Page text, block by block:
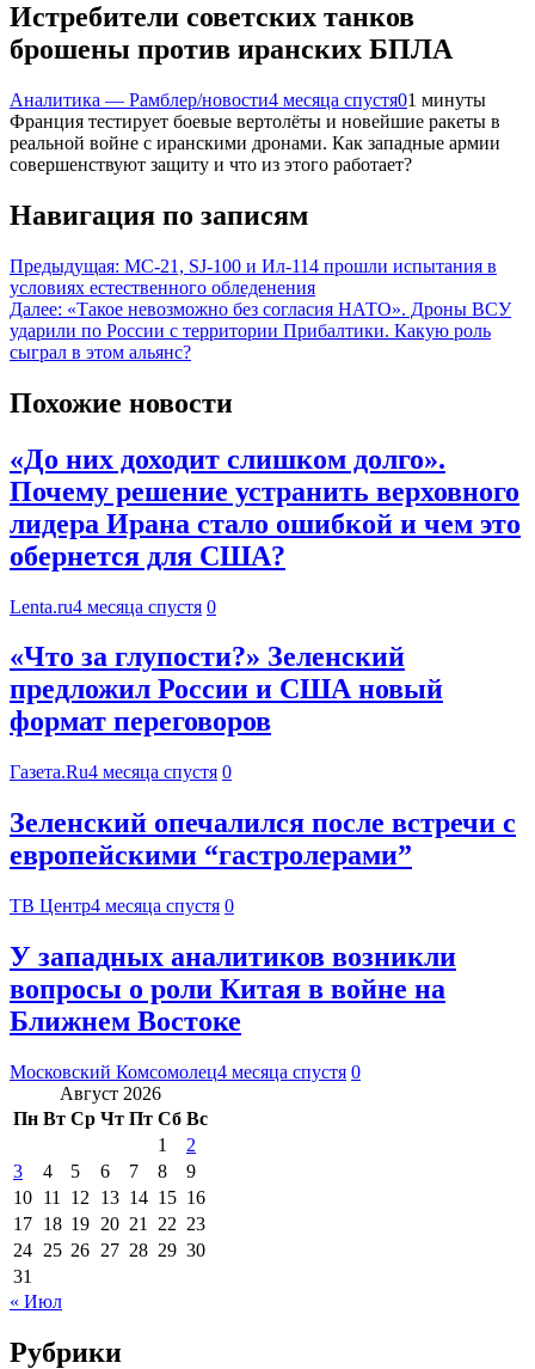
Истребители советских танков
брошены против иранских БПЛА
Аналитика — Рамблер/новости4 месяца спустя01 минуты
Франция тестирует боевые вертолёты и новейшие ракеты в
реальной войне с иранскими дронами. Как западные армии
совершенствуют защиту и что из этого работает?
Навигация по записям
Предыдущая: МС-21, SJ-100 и Ил-114 прошли испытания в
условиях естественного обледенения
Далее: «Такое невозможно без согласия НАТО». Дроны ВСУ
ударили по России с территории Прибалтики. Какую роль
сыграл в этом альянс?
Похожие новости
«До них доходит слишком долго».
Почему решение устранить верховного
лидера Ирана стало ошибкой и чем это
обернется для США?
Lenta.ru4 месяца спустя 0
«Что за глупости?» Зеленский
предложил России и США новый
формат переговоров
Газета.Ru4 месяца спустя 0
Зеленский опечалился после встречи с
европейскими “гастролерами”
ТВ Центр4 месяца спустя 0
У западных аналитиков возникли
вопросы о роли Китая в войне на
Ближнем Востоке
Московский Комсомолец4 месяца спустя 0
Август 2026
Пн Вт Ср Чт Пт Сб Вс
1
2
3
4 5 6 7 8
9
10 11 12 13 14 15 16
17 18 19 20 21 22 23
24 25 26 27 28 29 30
31
« Июл
Рубрики